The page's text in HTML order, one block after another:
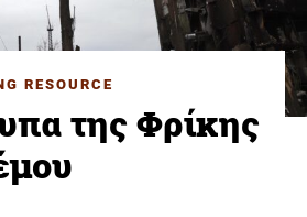
RESOURCE
της Φρίκης